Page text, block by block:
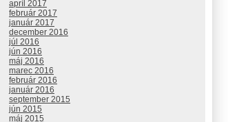
apríl 2017
február 2017
január 2017
december 2016
júl 2016
jún 2016
máj 2016
marec 2016
február 2016
január 2016
september 2015
jún 2015
máj 2015